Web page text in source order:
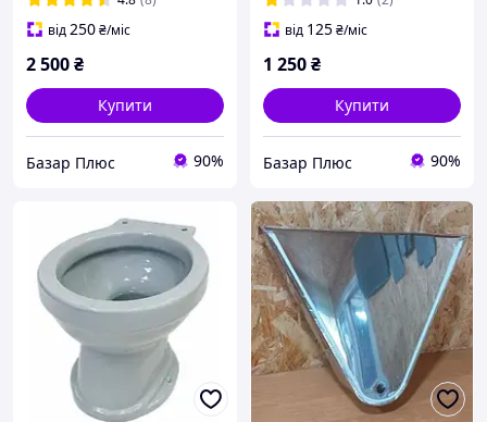
від250₴/міс
2 500₴
Купити
Базар Плюс 90%
від 125₴/міс
1 250₴
Купити
Базар Плюс 90%